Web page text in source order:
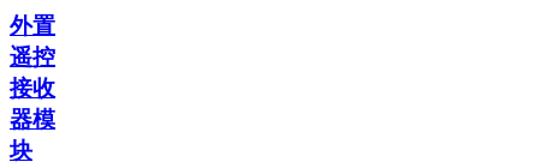
外置
遥控
接收
器模
块